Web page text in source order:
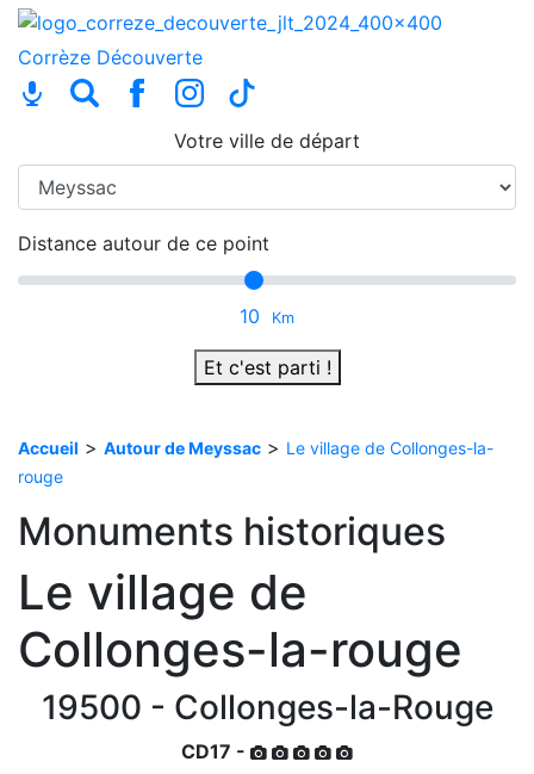
Corrèze Découverte
Votre ville de départ
Distance autour de ce point
10 Km
Et c'est parti !
Accueil > Autour de Meyssac > Le village de Collonges-la-
rouge
Monuments historiques
Le village de
Collonges-la-rouge
19500 - Collonges-la-Rouge
CD17 -